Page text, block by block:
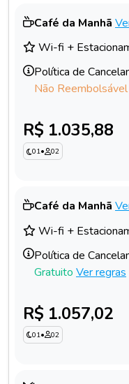
Café da Manhã
Wi-fi +
Política de
Não Reembolsável
R$ 1.035,88
01• 02
Café da Manhã
Wi-fi +
Política de
Gratuito Ver regras
R$ 1.057,02
01• 02